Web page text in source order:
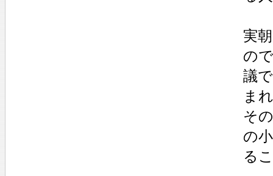
実
の
議
ま
そ
の
る